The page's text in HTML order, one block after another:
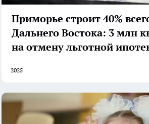
Приморье строит 40%
Дальнего Востока: 3 млн
на отмену льготной
2025